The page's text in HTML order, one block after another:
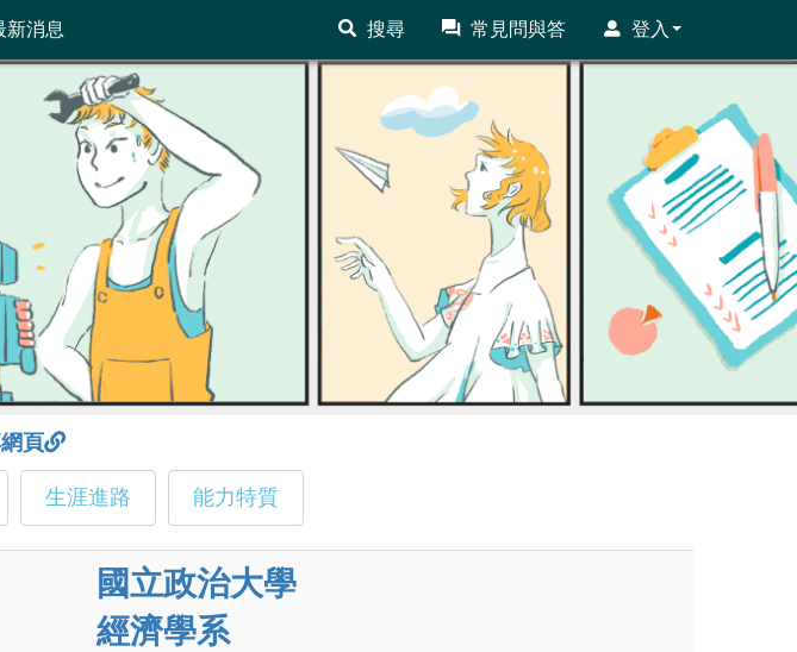
新消息 搜尋 常見問與答 登入
頁
生涯進路 能力特質
國立政治大學
經濟學系